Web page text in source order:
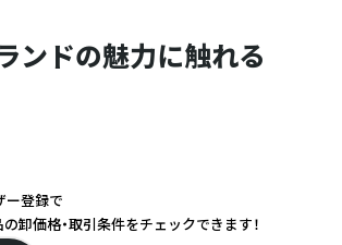
ンドの魅力に触れる
ー登録で
卸価格・取引条件をチェックできます！